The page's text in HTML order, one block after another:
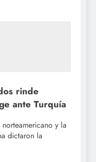
rinde
ante Turquía
y la
dictaron la